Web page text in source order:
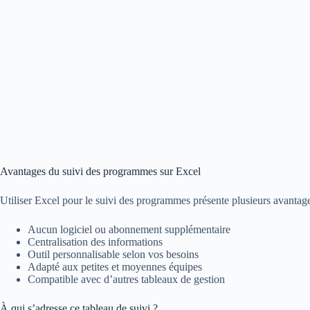
Avantages du suivi des programmes sur Excel
Utiliser Excel pour le suivi des programmes présente plusieurs
Aucun logiciel ou abonnement supplémentaire
Centralisation des informations
Outil personnalisable selon vos besoins
Adapté aux petites et moyennes équipes
Compatible avec d’autres tableaux de gestion